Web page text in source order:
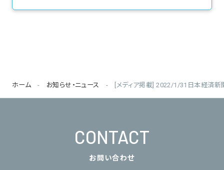
ホーム お知らせ・ニュース [メディア掲載] 2022/1/31日本経済新
CONTACT
お問い合わせ